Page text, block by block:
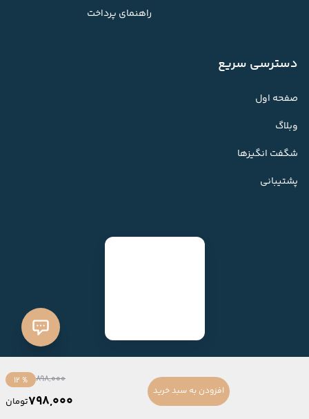
898,000
% 12
798,000تومان
افزودن به سبد خرید
راهنمای پرداخت
دسترسی سریع
صفحه اول
وبلاگ
شگفت انگیزها
پشتیبانی
ساخته شده بافروشگاه ساز میهن شاپ